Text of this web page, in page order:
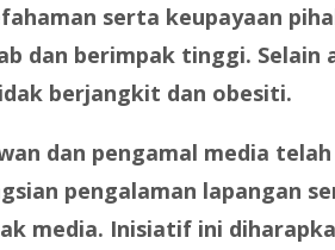
serta keupayaan
dan berimpak tinggi. Selain
berjangkit dan obesiti.
dan pengamal media
pengalaman lapangan
media. Inisiatif ini